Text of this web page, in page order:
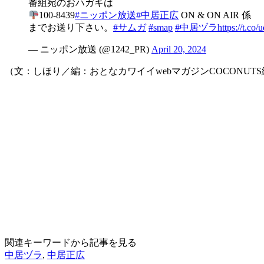
番組宛のおハガキは
100-8439#ニッポン放送#中居正広 ON & ON AIR 係
までお送り下さい。 #サムガ #smap #中居ヅラhttps://t.co/
— ニッポン放送 (@1242_PR) April 20, 2024
（文：しほり／編：おとなカワイイwebマガジンCOCONUTS
関連キーワードから記事を見る
中居ヅラ, 中居正広